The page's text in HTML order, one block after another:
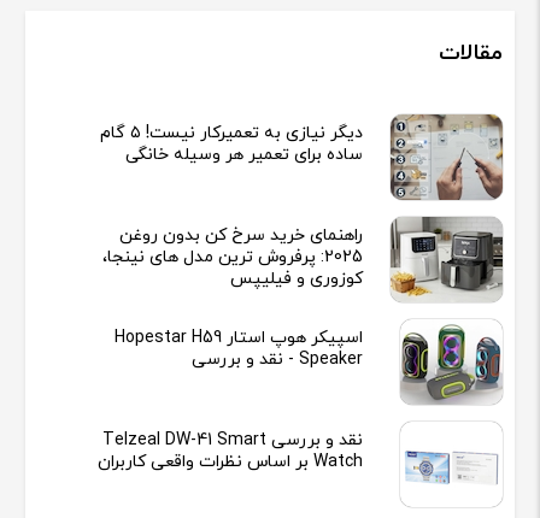
مقالات
دیگر نیازی به تعمیرکار نیست! ۵ گام
ساده برای تعمیر هر وسیله خانگی
راهنمای خرید سرخ کن بدون روغن
2025: پرفروش ترین مدل های نینجا،
کوزوری و فیلیپس
اسپیکر هوپ استار Hopestar H59
Speaker - نقد و بررسی
نقد و بررسی Telzeal DW-41 Smart
Watch بر اساس نظرات واقعی کاربران